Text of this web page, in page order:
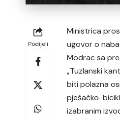
Podijeli
Ministrica
ugovor o
Modrac sa
„Tuzlanski
biti polazna
pješačko-
izabranim